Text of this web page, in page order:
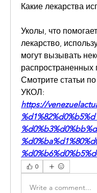
Какие лекарства
Уколы, что
лекарство,
могут вызывать
Смотрите
УКОЛ:
https://
0
Write a comment...